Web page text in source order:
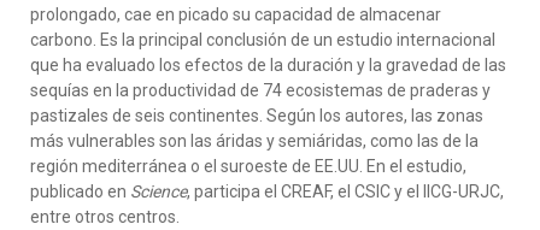
prolongado, cae en picado su capacidad de almacenar
carbono. Es la principal conclusión de un estudio internacional
que ha evaluado los efectos de la duración y la gravedad de las
sequías en la productividad de 74 ecosistemas de praderas y
pastizales de seis continentes. Según los autores, las zonas
más vulnerables son las áridas y semiáridas, como las de la
región mediterránea o el suroeste de EE.UU. En el estudio,
publicado en Science, participa el CREAF, el CSIC y el IICG-URJC,
entre otros centros.